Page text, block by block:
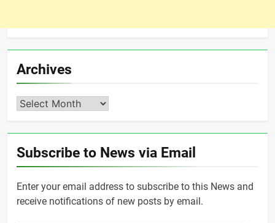
Archives
Archives
Subscribe to News via Email
Enter your email address to subscribe to this News and
receive notifications of new posts by email.